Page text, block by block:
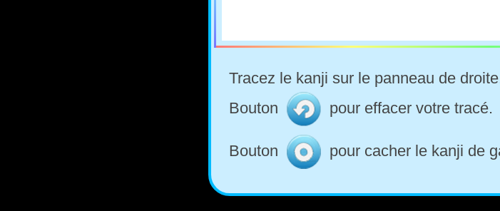
Tracez le kanji sur le panneau de
Bouton
pour effacer votre tracé.
Bouton pour cacher le kanji de